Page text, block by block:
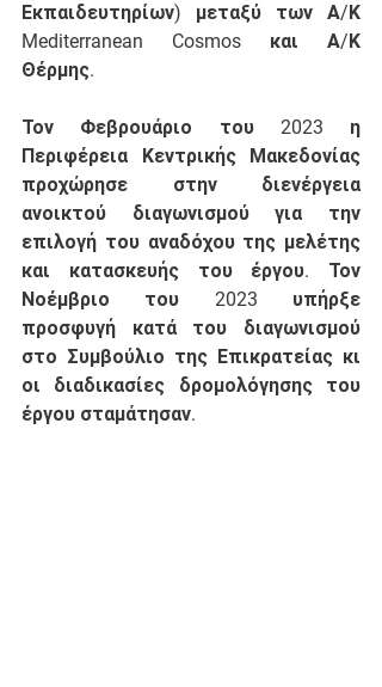
Εκπαιδευτηρίων) μεταξύ των Α/Κ
Mediterranean Cosmos και Α/Κ
Θέρμης.
Τον Φεβρουάριο του 2023 η
Περιφέρεια Κεντρικής Μακεδονίας
προχώρησε στην διενέργεια
ανοικτού διαγωνισμού για την
επιλογή του αναδόχου της μελέτης
και κατασκευής του έργου. Τον
Νοέμβριο του 2023 υπήρξε
προσφυγή κατά του διαγωνισμού
στο Συμβούλιο της Επικρατείας κι
οι διαδικασίες δρομολόγησης του
έργου σταμάτησαν.